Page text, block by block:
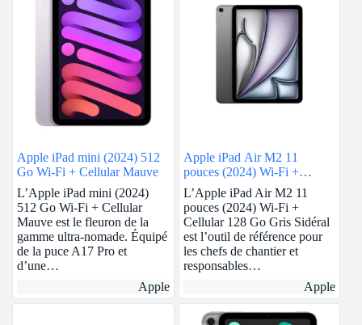
Apple iPad mini (2024) 512
Go Wi-Fi + Cellular Mauve
L’Apple iPad mini (2024)
512 Go Wi-Fi + Cellular
Mauve est le fleuron de la
gamme ultra-nomade. Équipé
de la puce A17 Pro et
d’une…
Apple
Apple iPad Air M2 11
pouces (2024) Wi-Fi +
Cellular 128 Go Gris Sidéral
L’Apple iPad Air M2 11
pouces (2024) Wi-Fi +
Cellular 128 Go Gris Sidéral
est l’outil de référence pour
les chefs de chantier et
responsables…
Apple